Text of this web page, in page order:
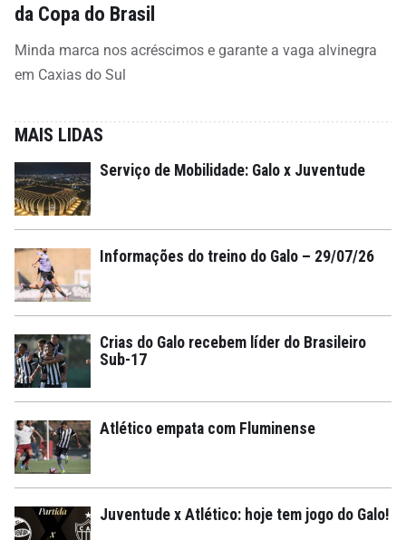
da Copa do Brasil
Minda marca nos acréscimos e garante a vaga alvinegra
em Caxias do Sul
MAIS LIDAS
Serviço de Mobilidade: Galo x Juventude
Informações do treino do Galo – 29/07/26
Crias do Galo recebem líder do Brasileiro
Sub-17
Atlético empata com Fluminense
Juventude x Atlético: hoje tem jogo do Galo!